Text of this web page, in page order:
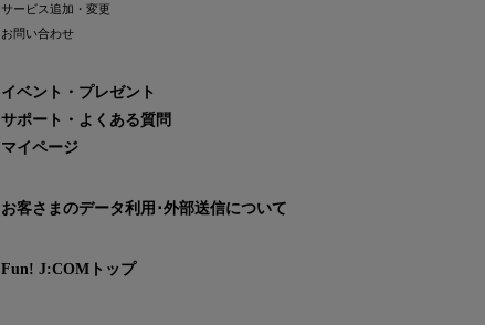
サービス追加・変更
お問い合わせ
イベント・プレゼント
サポート・よくある質問
マイページ
お客さまのデータ利用･外部送信について
Fun! J:COMトップ